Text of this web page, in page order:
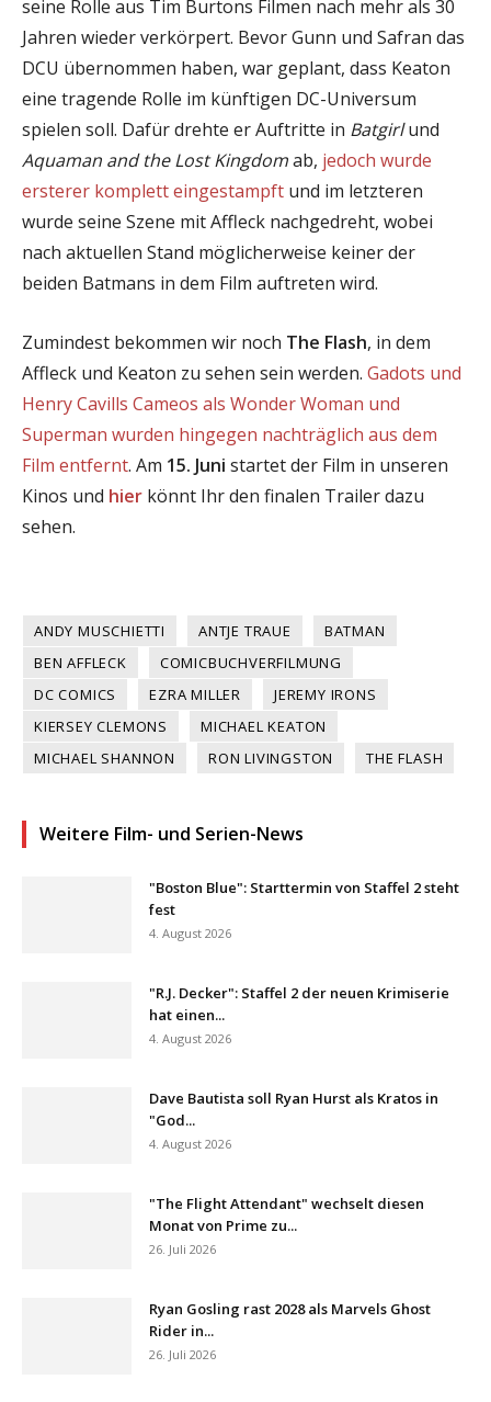
seine Rolle aus Tim Burtons Filmen nach mehr als 30
Jahren wieder verkörpert. Bevor Gunn und Safran das
DCU übernommen haben, war geplant, dass Keaton
eine tragende Rolle im künftigen DC-Universum
spielen soll. Dafür drehte er Auftritte in Batgirlund
Aquaman and the Lost Kingdomab, jedoch wurde
ersterer komplett eingestampft und im letzteren
wurde seine Szene mit Affleck nachgedreht, wobei
nach aktuellen Stand möglicherweise keiner der
beiden Batmans in dem Film auftreten wird.
Zumindest bekommen wir noch The Flash, in dem
Affleck und Keaton zu sehen sein werden. Gadots und
Henry Cavills Cameos als Wonder Woman und
Superman wurden hingegen nachträglich aus dem
Film entfernt. Am 15. Juni startet der Film in unseren
Kinos und hier könnt Ihr den finalen Trailer dazu
sehen.
ANDY MUSCHIETTI ANTJE TRAUE
BATMAN
BEN AFFLECK
COMICBUCHVERFILMUNG
DC COMICS
EZRA MILLER
JEREMY IRONS
KIERSEY CLEMONS
MICHAEL KEATON
MICHAEL SHANNON
RON LIVINGSTON THE FLASH
Weitere Film- und Serien-News
"Boston Blue": Starttermin von Staffel 2 steht
fest
4. August 2026
"R.J. Decker": Staffel 2 der neuen Krimiserie
hat einen...
4. August 2026
Dave Bautista soll Ryan Hurst als Kratos in
"God...
4. August 2026
"The Flight Attendant" wechselt diesen
Monat von Prime zu...
26. Juli 2026
Ryan Gosling rast 2028 als Marvels Ghost
Rider in...
26. Juli 2026